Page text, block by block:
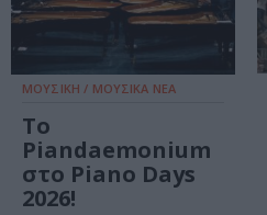
ΜΟΥΣΙΚΗ / ΜΟΥΣΙΚΑ ΝΕΑ
Το
Piandaemonium
στο Piano Days
2026!